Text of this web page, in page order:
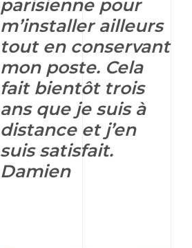
parisienne pour
m’installer ailleurs
tout en conservant
mon poste. Cela
fait bientôt trois
ans que je suis à
distance et j’en
suis satisfait.
Damien